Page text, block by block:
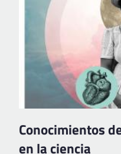
Conocimientos
en la ciencia